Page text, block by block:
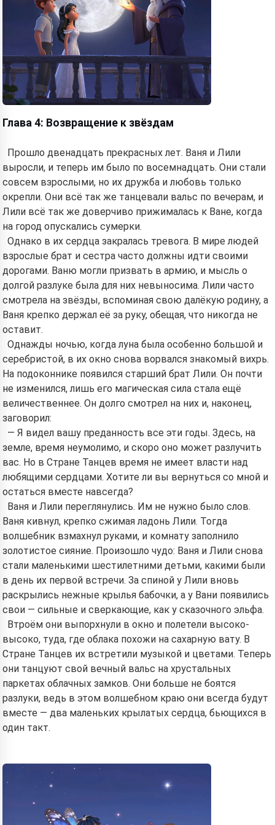
Глава 4: Возвращение к звёздам
Прошло двенадцать прекрасных лет. Ваня и Лили
выросли, и теперь им было по восемнадцать. Они стали
совсем взрослыми, но их дружба и любовь только
окрепли. Они всё так же танцевали вальс по вечерам, и
Лили всё так же доверчиво прижималась к Ване, когда
на город опускались сумерки.
Однако в их сердца закралась тревога. В мире людей
взрослые брат и сестра часто должны идти своими
дорогами. Ваню могли призвать в армию, и мысль о
долгой разлуке была для них невыносима. Лили часто
смотрела на звёзды, вспоминая свою далёкую родину, а
Ваня крепко держал её за руку, обещая, что никогда не
оставит.
Однажды ночью, когда луна была особенно большой и
серебристой, в их окно снова ворвался знакомый вихрь.
На подоконнике появился старший брат Лили. Он почти
не изменился, лишь его магическая сила стала ещё
величественнее. Он долго смотрел на них и, наконец,
заговорил:
— Я видел вашу преданность все эти годы. Здесь, на
земле, время неумолимо, и скоро оно может разлучить
вас. Но в Стране Танцев время не имеет власти над
любящими сердцами. Хотите ли вы вернуться со мной и
остаться вместе навсегда?
Ваня и Лили переглянулись. Им не нужно было слов.
Ваня кивнул, крепко сжимая ладонь Лили. Тогда
волшебник взмахнул руками, и комнату заполнило
золотистое сияние. Произошло чудо: Ваня и Лили снова
стали маленькими шестилетними детьми, какими были
в день их первой встречи. За спиной у Лили вновь
раскрылись нежные крылья бабочки, а у Вани появились
свои — сильные и сверкающие, как у сказочного эльфа.
Втроём они выпорхнули в окно и полетели высоко-
высоко, туда, где облака похожи на сахарную вату. В
Стране Танцев их встретили музыкой и цветами. Теперь
они танцуют свой вечный вальс на хрустальных
паркетах облачных замков. Они больше не боятся
разлуки, ведь в этом волшебном краю они всегда будут
вместе — два маленьких крылатых сердца, бьющихся в
один такт.